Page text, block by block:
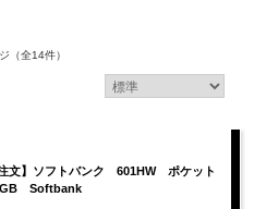
（全14件）
注文】ソフトバンク 601HW ポケット
Softbank